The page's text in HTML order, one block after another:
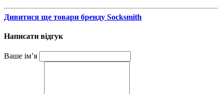
Дивитися ще товари бренду Socksmith
Написати відгук
Ваше ім’я